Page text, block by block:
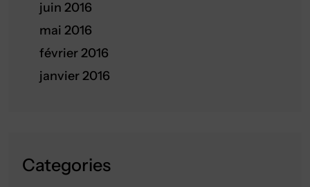
juin 2016
mai 2016
février 2016
janvier 2016
Categories